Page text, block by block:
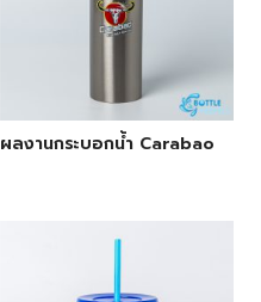
ผลงานกระบอกน้ำ Carabao